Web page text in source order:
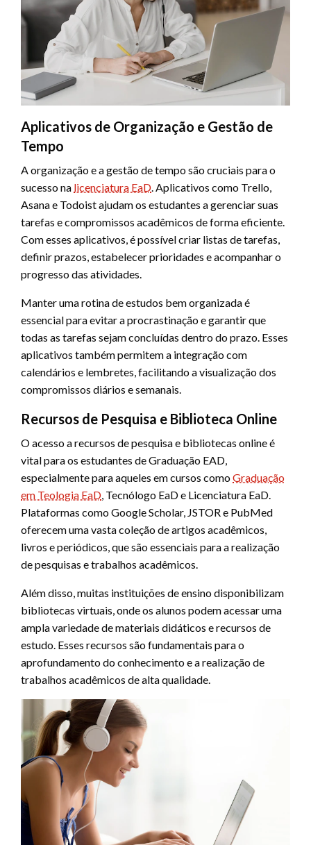
Aplicativos de Organização e Gestão de
Tempo
A organização e a gestão de tempo são cruciais para o
sucesso na licenciatura EaD . Aplicativos como Trello,
Asana e Todoist ajudam os estudantes a gerenciar suas
tarefas e compromissos acadêmicos de forma eficiente.
Com esses aplicativos, é possível criar listas de tarefas,
definir prazos, estabelecer prioridades e acompanhar o
progresso das atividades.
Manter uma rotina de estudos bem organizada é
essencial para evitar a procrastinação e garantir que
todas as tarefas sejam concluídas dentro do prazo. Esses
aplicativos também permitem a integração com
calendários e lembretes, facilitando a visualização dos
compromissos diários e semanais.
Recursos de Pesquisa e Biblioteca Online
O acesso a recursos de pesquisa e bibliotecas online é
vital para os estudantes de Graduação EAD,
especialmente para aqueles em cursos comoGraduação
em Teologia EaD , Tecnólogo EaD e Licenciatura EaD.
Plataformas como Google Scholar, JSTOR e PubMed
oferecem uma vasta coleção de artigos acadêmicos,
livros e periódicos, que são essenciais para a realização
de pesquisas e trabalhos acadêmicos.
Além disso, muitas instituições de ensino disponibilizam
bibliotecas virtuais, onde os alunos podem acessar uma
ampla variedade de materiais didáticos e recursos de
estudo. Esses recursos são fundamentais para o
aprofundamento do conhecimento e a realização de
trabalhos acadêmicos de alta qualidade.